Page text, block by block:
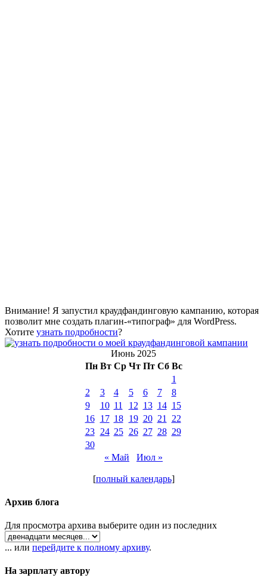
Внимание! Я запустил краудфандинговую кампанию, которая
позволит мне создать плагин-«типограф» для WordPress.
Хотите узнать подробности?
Июнь 2025
Пн Вт Ср Чт Пт Сб Вс
1
2
3 4 5 6 7
8
9
10 11 12 13 14 15
16
17 18 19 20 21
22
23
24 25 26 27 28 29
30
« Май
Июл »
[полный календарь]
Архив блога
Для просмотра архива выберите один из последних
... или перейдите к полному архиву.
На зарплату автору